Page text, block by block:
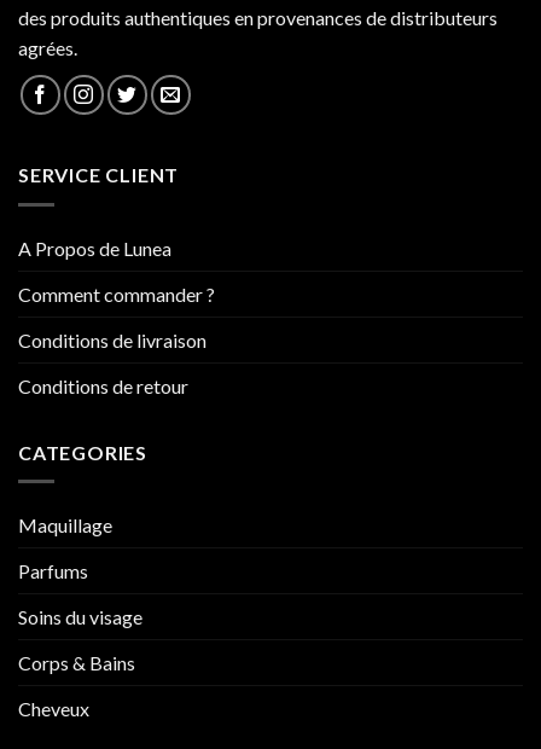
des produits authentiques en provenances de distributeurs
agrées.
SERVICE CLIENT
A Propos de Lunea
Comment commander ?
Conditions de livraison
Conditions de retour
CATEGORIES
Maquillage
Parfums
Soins du visage
Corps & Bains
Cheveux